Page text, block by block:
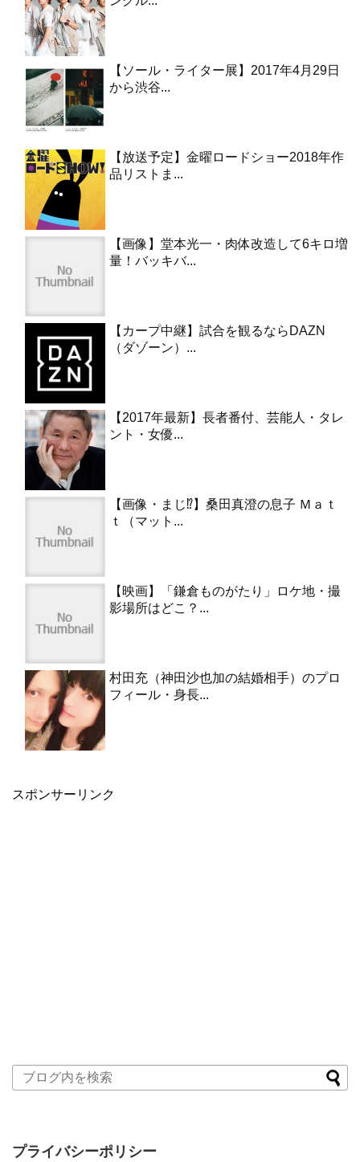
【ソール・ライター展】2017年4月29日
から渋谷...
【放送予定】金曜ロードショー2018年作
品リストま...
【画像】堂本光一・肉体改造して6キロ増
量！バッキバ...
【カープ中継】試合を観るならDAZN
（ダゾーン）...
【2017年最新】長者番付、芸能人・タレ
ント・女優...
【画像・まじ⁉︎】桑田真澄の息子 Ｍａｔ
ｔ（マット...
【映画】「鎌倉ものがたり」ロケ地・撮
影場所はどこ？...
村田充（神田沙也加の結婚相手）のプロ
フィール・身長...
スポンサーリンク
プライバシーポリシー